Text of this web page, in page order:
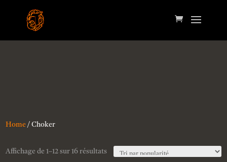
Home / Choker
Affichage de 1–12 sur 16 résultats